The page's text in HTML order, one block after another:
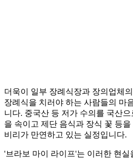
더욱이 일부 장례식장과 장의업체
장례식을 치러야 하는 사람들의 마
니다. 중국산 등 저가 수의를 국산
을 속이고 제단 음식과 장식 꽃 등
비리가 만연하고 있는 실정입니다.
'브라보 마이 라이프'는 이러한 현실